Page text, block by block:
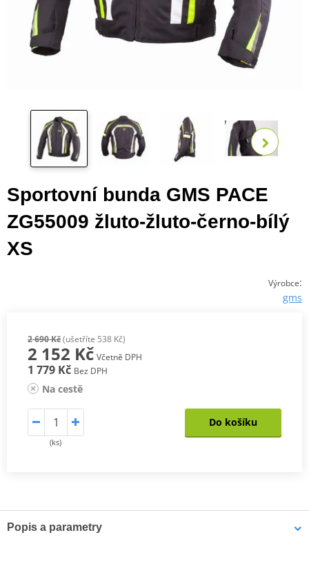
Sportovní bunda GMS PACE
ZG55009 žluto-žluto-černo-bílý
XS
Výrobce:
gms
2 690 Kč(ušetříte 538 Kč)
2 152 Kč Včetně DPH
1 779 Kč Bez DPH
Na cestě
(ks)
Do košíku
Popis a parametry